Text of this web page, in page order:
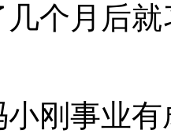
个月后
事业有